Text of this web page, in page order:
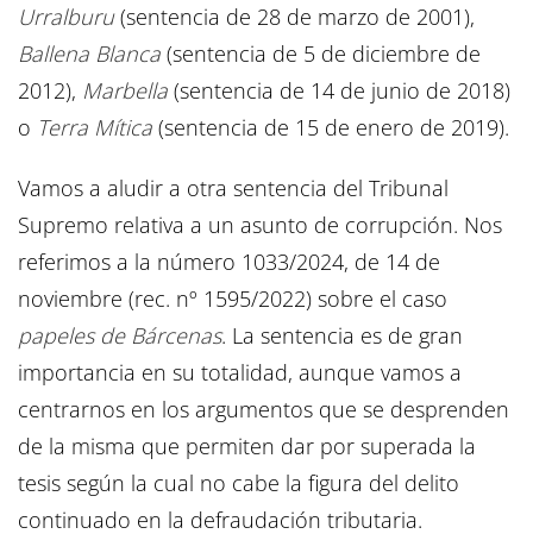
Urralburu(sentencia de 28 de marzo de 2001),
Ballena Blanca (sentencia de 5 de diciembre de
2012), Marbella (sentencia de 14 de junio de 2018)
o Terra Mítica (sentencia de 15 de enero de 2019).
Vamos a aludir a otra sentencia del Tribunal
Supremo relativa a un asunto de corrupción. Nos
referimos a la número 1033/2024, de 14 de
noviembre (rec. nº 1595/2022) sobre el caso
papeles de Bárcenas. La sentencia es de gran
importancia en su totalidad, aunque vamos a
centrarnos en los argumentos que se desprenden
de la misma que permiten dar por superada la
tesis según la cual no cabe la figura del delito
continuado en la defraudación tributaria.